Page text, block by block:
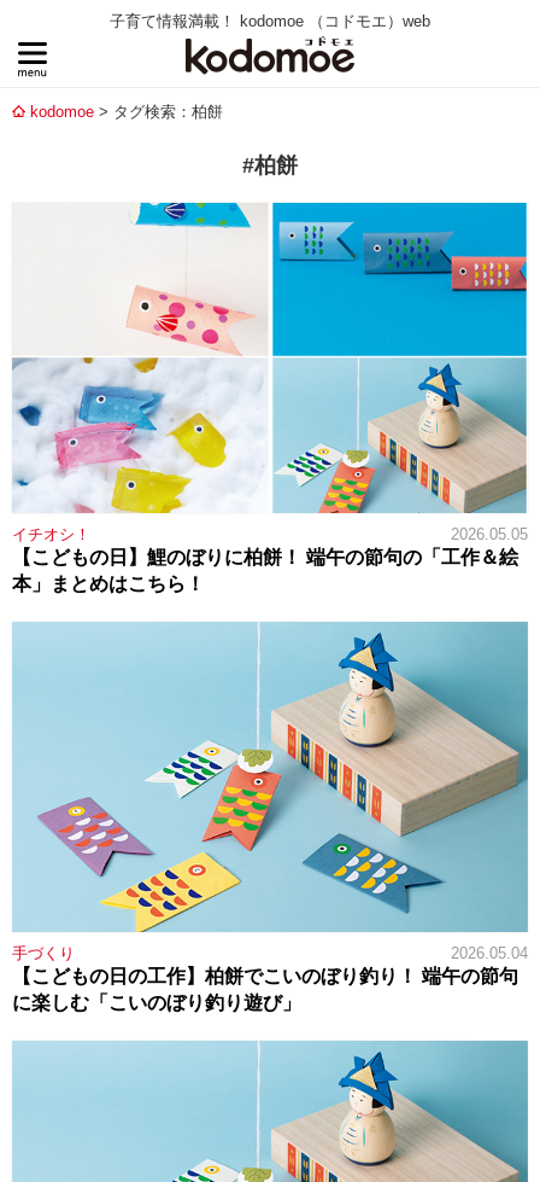
子育て情報満載！ kodomoe （コドモエ）web
kodomoe タグ検索：柏餅
#柏餅
イチオシ！ 2026.05.05
【こどもの日】鯉のぼりに柏餅！ 端午の節句の「工作＆絵
本」まとめはこちら！
手づくり 2026.05.04
【こどもの日の工作】柏餅でこいのぼり釣り！ 端午の節句
に楽しむ「こいのぼり釣り遊び」